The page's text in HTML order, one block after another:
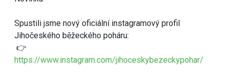
Spustili jsme nový oficiální instagramový profil
Jihočeského běžeckého poháru:
👉
https://www.instagram.com/jihoceskybezeckypohar/